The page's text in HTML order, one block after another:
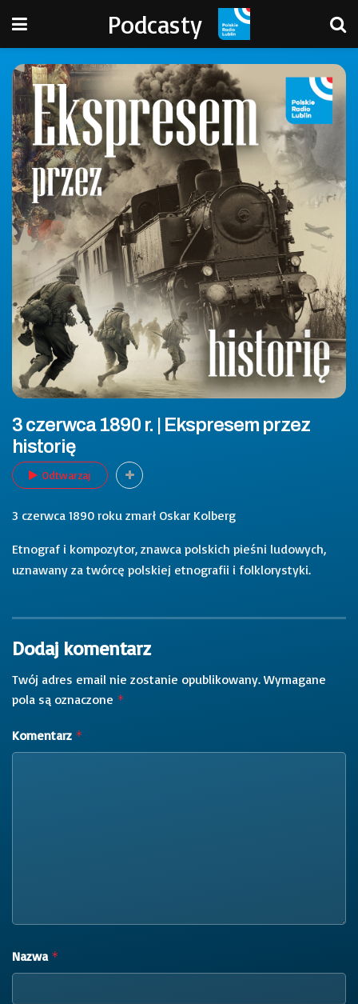
Podcasty
3 czerwca 1890 r. | Ekspresem przez
historię
Odtwarzaj
3 czerwca 1890 roku zmarł Oskar Kolberg
Etnograf i kompozytor, znawca polskich pieśni ludowych,
uznawany za twórcę polskiej etnografii i folklorystyki.
Dodaj komentarz
Twój adres email nie zostanie opublikowany. Wymagane
pola są oznaczone *
Komentarz *
Nazwa *